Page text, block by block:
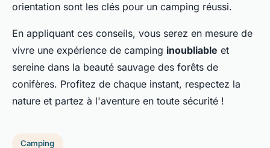
orientation sont les clés pour un camping réussi.
En appliquant ces conseils, vous serez en mesure de
vivre une expérience de camping inoubliable et
sereine dans la beauté sauvage des forêts de
conifères. Profitez de chaque instant, respectez la
nature et partez à l'aventure en toute sécurité !
Camping